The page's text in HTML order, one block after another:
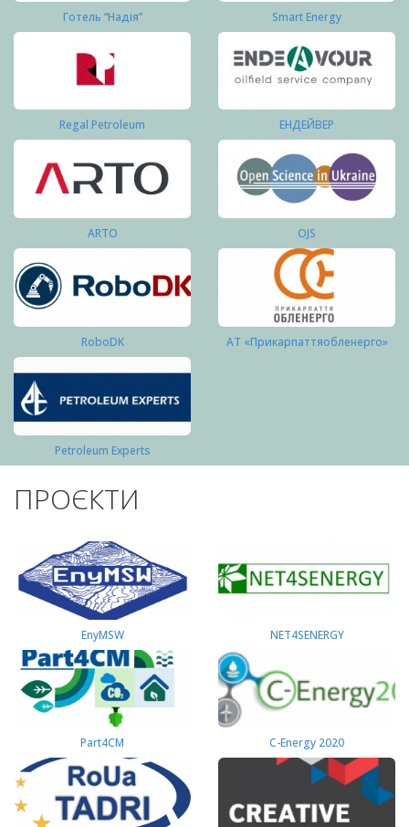
Готель “Надія” Smart Energy
Regal Petroleum ЕНДЕЙВЕР
ARTO OJS
RoboDK АТ «Прикарпаттяобленерго»
Petroleum Experts
ПРОЄКТИ
EnyMSW NET4SENERGY
Part4СМ C-Energy 2020